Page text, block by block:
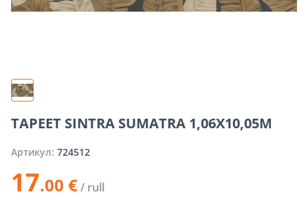
TAPEET SINTRA SUMATRA 1,06X10,05M
Артикул: 724512
17.00 €/ rull